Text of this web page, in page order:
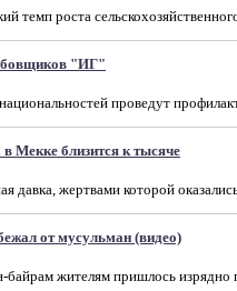
темп роста
"ИГ"
проведут
Мекке близится к тысяче
давка, жертвами которой
от мусульман (видео)
жителям пришлось изрядно